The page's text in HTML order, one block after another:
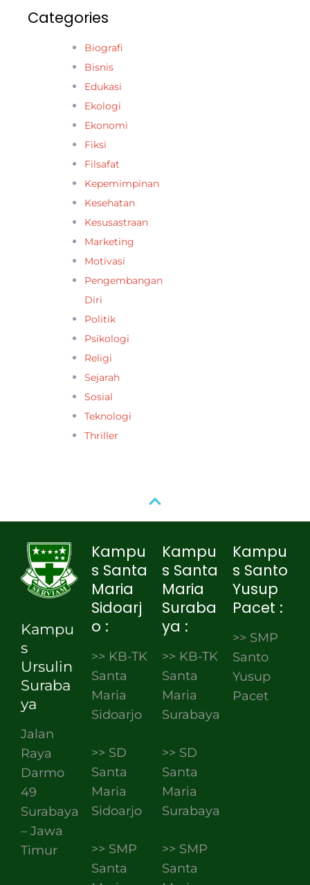
Categories
Biografi
Bisnis
Edukasi
Ekologi
Ekonomi
Fiksi
Filsafat
Kepemimpinan
Kesehatan
Kesusastraan
Marketing
Motivasi
Pengembangan
Diri
Politik
Psikologi
Religi
Sejarah
Sosial
Teknologi
Thriller
Kampu
s
Ursulin
Suraba
ya
Jalan
Raya
Darmo
49
Surabaya
– Jawa
Timur
Kampu
s Santa
Maria
Sidoarj
o :
>> KB-TK
Santa
Maria
Sidoarjo
>> SD
Santa
Maria
Sidoarjo
>> SMP
Santa
Kampu
s Santa
Maria
Suraba
ya :
>> KB-TK
Santa
Maria
Surabaya
>> SD
Santa
Maria
Surabaya
>> SMP
Santa
Kampu
s Santo
Yusup
Pacet :
>> SMP
Santo
Yusup
Pacet